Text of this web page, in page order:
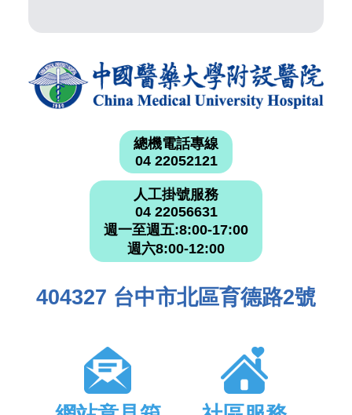
總機電話專線
04 22052121
人工掛號服務
04 22056631
週一至週五:8:00-17:00
週六8:00-12:00
404327 台中市北區育德路2號